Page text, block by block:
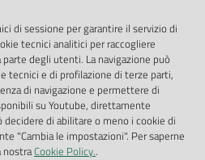
di sessione per garantire il servizio di
tecnici analitici per raccogliere
degli utenti. La navigazione può
tecnici e di profilazione di terze parti,
di navigazione e permettere di
su Youtube, direttamente
di abilitare o meno i cookie di
"Cambia le impostazioni". Per saperne
nostraCookie Policy..